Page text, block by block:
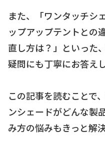
また、「ワンタッチシ
ップアップテントとの
直し方は？」といった
疑問にも丁寧にお答えし
この記事を読むことで
ンシェードがどんな製
み方の悩みもきっと解